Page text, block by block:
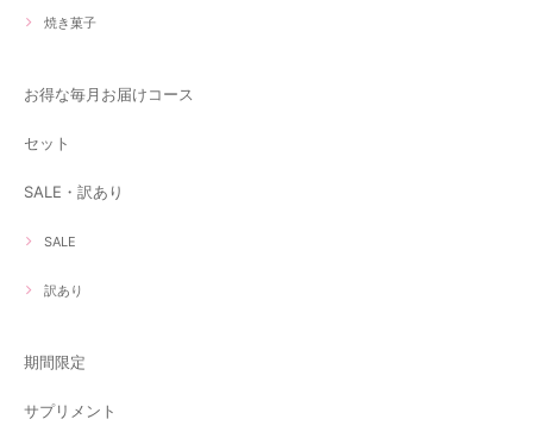
焼き菓子
お得な毎月お届けコース
セット
SALE・訳あり
SALE
訳あり
期間限定
サプリメント